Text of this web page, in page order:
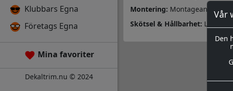
Vår
Den
Klubbars Egna
Företags Egna
Mina favoriter
Dekaltrim.nu © 2024
Montering: Montageanvisning
Skötsel & Hållbarhet: Läs